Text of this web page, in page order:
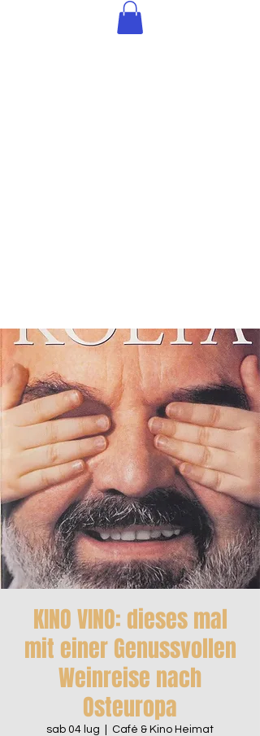
KINO VINO: dieses mal
mit einer Genussvollen
Weinreise nach
Osteuropa
sab 04 lug Café & Kino Heimat